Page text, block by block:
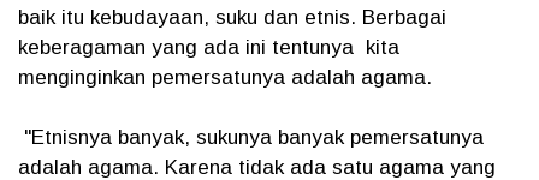
baik itu kebudayaan, suku dan etnis. Berbagai
keberagaman yang ada ini tentunya kita
menginginkan pemersatunya adalah agama.
"Etnisnya banyak, sukunya banyak pemersatunya
adalah agama. Karena tidak ada satu agama yang